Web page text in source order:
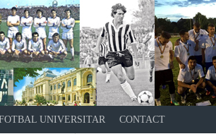
UNIVERSITAR CONTACT